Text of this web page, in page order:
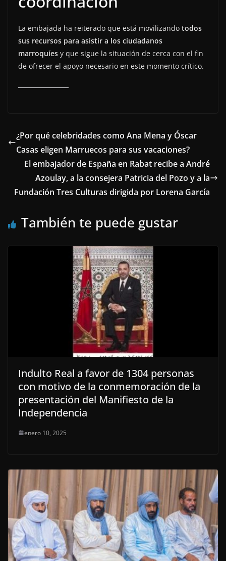
La embajada ha reiterado que está movilizando todos
sus recursos para asistir a los ciudadanos
marroquíes y que sigue la situación de cerca con el fin
de ofrecer el apoyo necesario en este momento crítico.
¿Por qué celebridades como Ana Mena y Óscar
Casas eligen Marruecos para sus vacaciones?
El embajador de España en Rabat recibe a André
Azoulay, a la consejera Patricia del Pozo y a la
Fundación Tres Culturas dirigida por Lorena García
También te puede gustar
Indulto Real a favor de 1304 personas
con motivo de la conmemoración de la
presentación del Manifiesto de la
Independencia
enero 10, 2025